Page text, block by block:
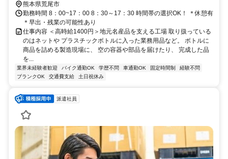
熊本県荒尾市
勤務時間 8：00~17：00 8：30～17：30 時間帯の選択OK！ ＊休憩有
＊早出・残業の可能性あり
仕事内容 ＜高時給1400円＞地元名産品を支える工場 取り扱っている
のはネットや プラスチックボトルに入った業務用品など。 ボトルに
商品を詰める製造現場に、 空の容器や部品を届けたり、 完成した品
を...
業界未経験者歓迎 バイク通勤OK 学歴不問 車通勤OK 固定時間制
経験不問
ブランクOK
交通費支給 土日祝休み
派遣社員